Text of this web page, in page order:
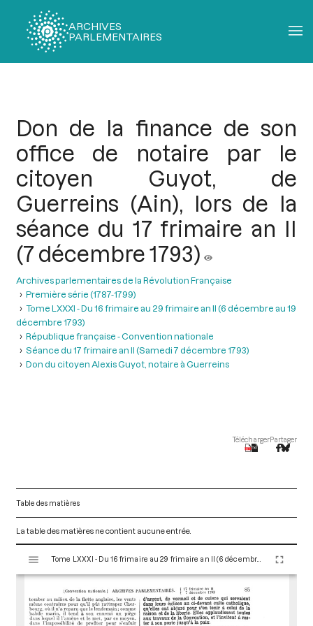
ARCHIVES
PARLEMENTAIRES
Don de la finance de son
office de notaire par le
citoyen Guyot, de
Guerreins (Ain), lors de la
séance du 17 frimaire an II
(7 décembre 1793)
Archives parlementaires de la Révolution Française
Première série (1787-1799)
Tome LXXXI - Du 16 frimaire au 29 frimaire an II (6 décembre au 19
décembre 1793)
République française - Convention nationale
Séance du 17 frimaire an II (Samedi 7 décembre 1793)
Don du citoyen Alexis Guyot, notaire à Guerreins
TéléchargerPartager
Table des matières
La table des matières ne contient aucune entrée.
s
Tome LXXXI - Du 16 frimaire au 29 frimaire an II (6 décembre au 19 décembre 1793)